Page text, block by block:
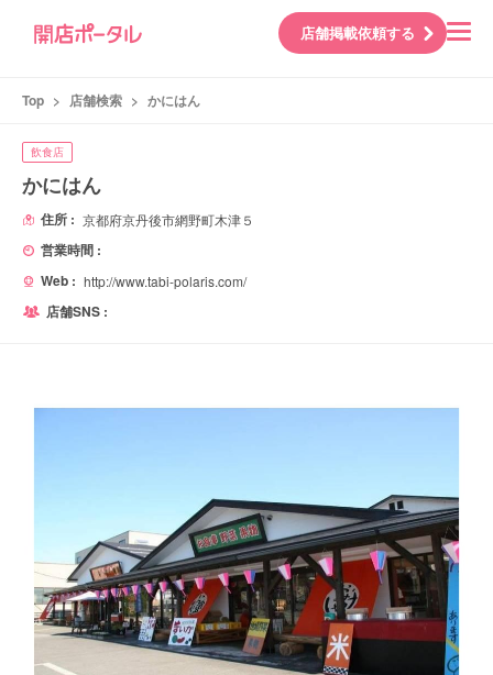
店舗掲載依頼する
Top > 店舗検索 > かにはん
飲食店
かにはん
住所 : 京都府京丹後市網野町木津５
営業時間 :
Web : http://www.tabi-polaris.com/
店舗SNS :